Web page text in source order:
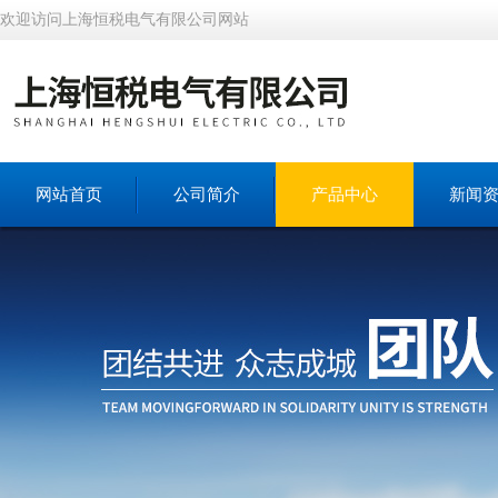
欢迎访问上海恒税电气有限公司网站
网站首页 公司简介 产品中心 新闻